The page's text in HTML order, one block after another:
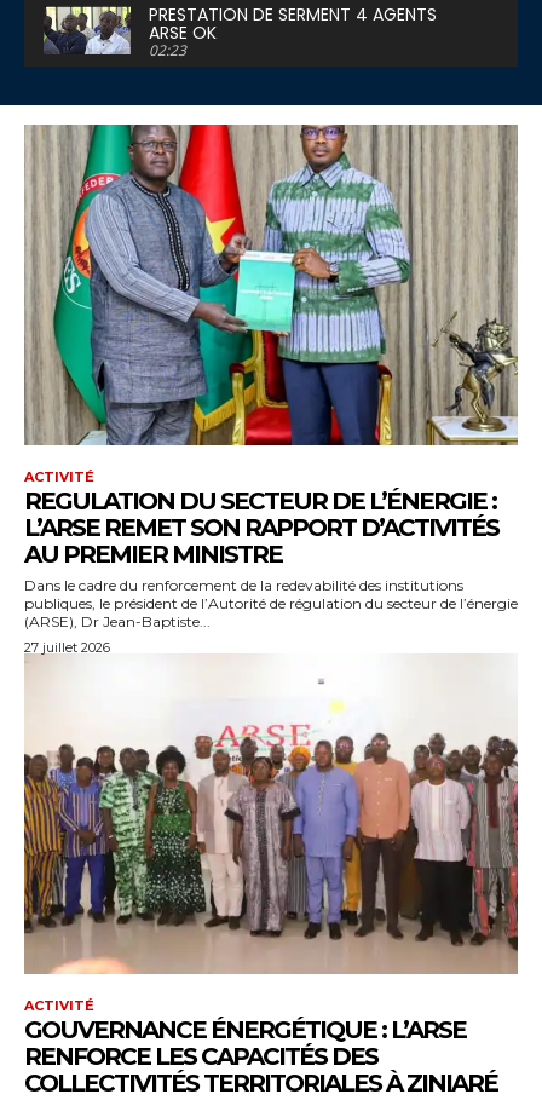
PRESTATION DE SERMENT 4 AGENTS
ARSE OK
02:23
de sensibilisation des journalistes sur
la régulation du secte
02:24
Le Burkina Faso produit 51% de
l’énergie pour sa consommation
03:30
ACTIVITÉ
REGULATION DU SECTEUR DE L’ÉNERGIE :
L’ARSE REMET SON RAPPORT D’ACTIVITÉS
AU PREMIER MINISTRE
Dans le cadre du renforcement de la redevabilité des institutions
publiques, le président de l’Autorité de régulation du secteur de l’énergie
(ARSE), Dr Jean-Baptiste...
27 juillet 2026
ACTIVITÉ
GOUVERNANCE ÉNERGÉTIQUE : L’ARSE
RENFORCE LES CAPACITÉS DES
COLLECTIVITÉS TERRITORIALES À ZINIARÉ